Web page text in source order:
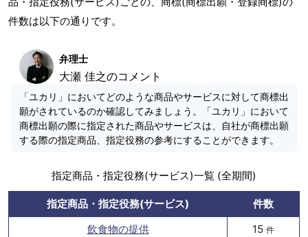
件数は以下の通りです。
弁理士
大瀬 佳之のコメント
「ユカリ」においてどのような商品やサービスに対して商標出
願がされているのか確認してみましょう。「ユカリ」において
商標出願の際に指定された商品やサービスは、自社が商標出願
する際の指定商品、指定役務の参考にすることができます。
指定商品・指定役務(サービス)一覧 (全期間)
指定商品・指定役務(サービス)
件数
飲食物の提供
15 件